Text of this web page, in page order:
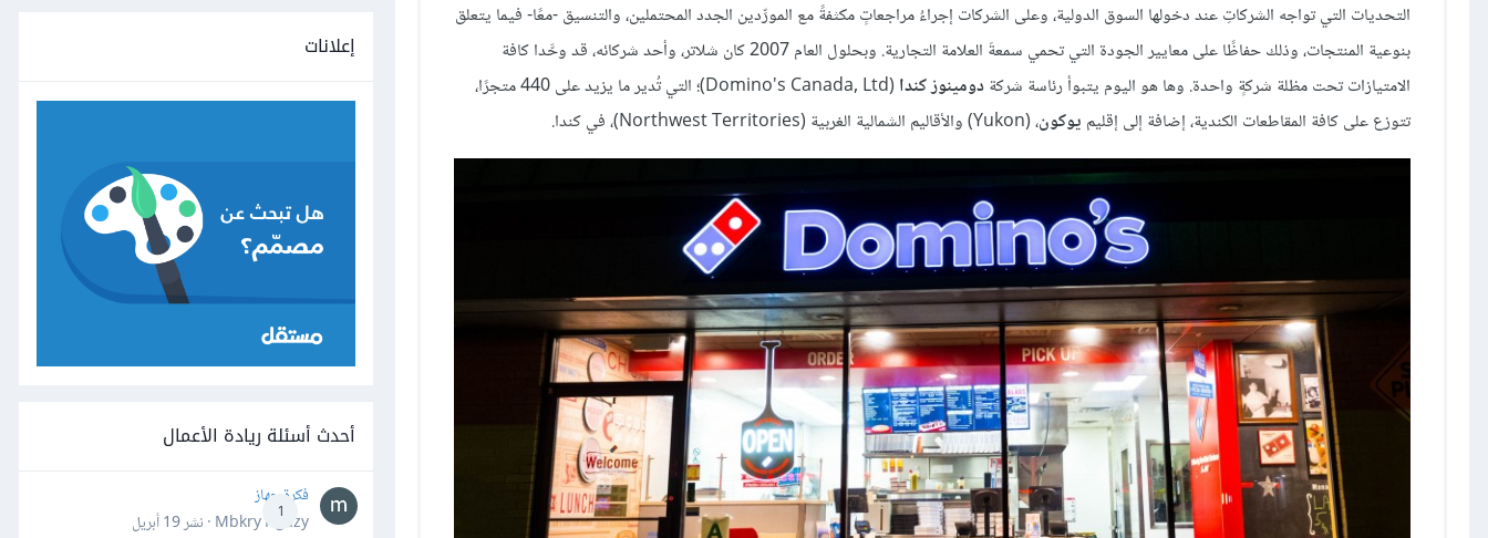
التحديات التي تواجه الشركاتِ عند دخولها السوق الدولية، وعلى الشركات إجراءُ مراجعاتٍ مكثفةً مع المورِّدين الجدد المحتملين، والتنسيق -معًا- فيما يتعلق
بنوعية المنتجات، وذلك حفاظًا على معايير الجودة التي تحمي سمعةَ العلامة التجارية. وبحلول العام 2007 كان شلاتر، وأحد شركائه، قد وحَّدا كافة
الامتيازات تحت مظلة شركةٍ واحدة. وها هو اليوم يتبوأ رئاسة شركةدومينوز كندا
(Domino's Canada, Ltd)؛ التي تُدير ما يزيد على 440 متجرًا،
تتوزع على كافة المقاطعات الكندية، إضافة إلى إقليم يوكون، (Yukon) والأقاليم الشمالية الغربية (Northwest Territories)، في كندا.
إعلانات
أحدث أسئلة ريادة الأعمال
1
فكرة جهاز
Mbkry Hgazy · نشر
19 أبريل